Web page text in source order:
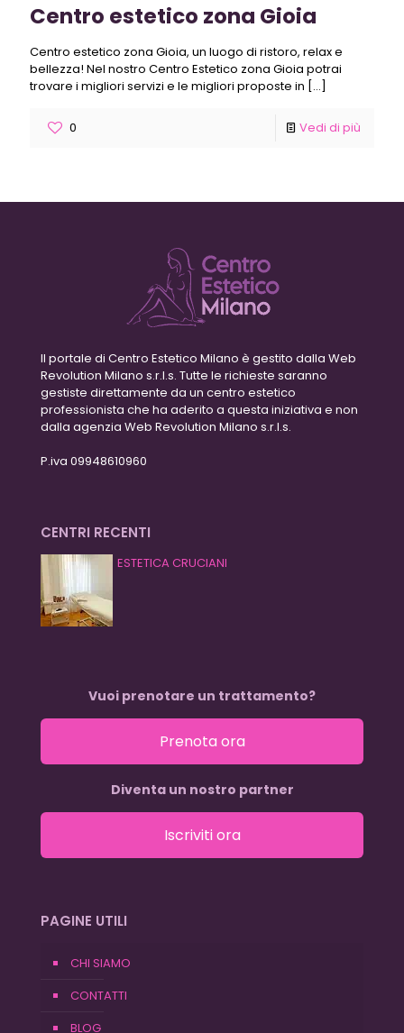
Centro estetico zona Gioia
Centro estetico zona Gioia, un luogo di ristoro, relax e
bellezza! Nel nostro Centro Estetico zona Gioia potrai
trovare i migliori servizi e le migliori proposte in […]
0 Vedi di più
Il portale di Centro Estetico Milano è gestito dalla Web
Revolution Milano s.r.l.s. Tutte le richieste saranno
gestiste direttamente da un centro estetico
professionista che ha aderito a questa iniziativa e non
dalla agenzia Web Revolution Milano s.r.l.s.
P.iva 09948610960
CENTRI RECENTI
ESTETICA CRUCIANI
Vuoi prenotare un trattamento?
Prenota ora
Diventa un nostro partner
Iscriviti ora
PAGINE UTILI
CHI SIAMO
CONTATTI
BLOG